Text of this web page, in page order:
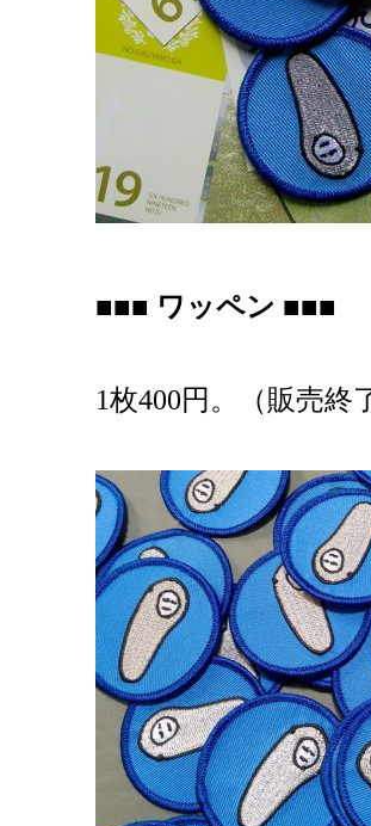
■■■ ワッペン ■■■
1枚400円。（販売終